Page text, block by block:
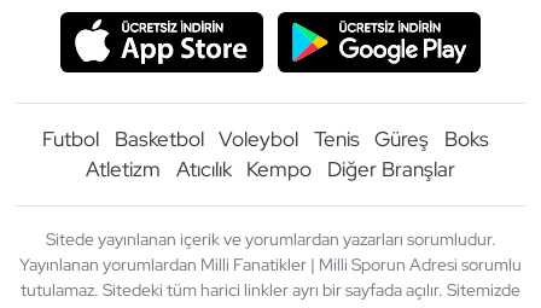
Futbol Basketbol Voleybol Tenis Güreş
Boks
Atletizm
Atıcılık Kempo Diğer Branşlar
Sitede yayınlanan içerik ve yorumlardan yazarları sorumludur.
Yayınlanan yorumlardan Milli Fanatikler | Milli Sporun Adresi sorumlu
tutulamaz. Sitedeki tüm harici linkler ayrı bir sayfada açılır. Sitemizde